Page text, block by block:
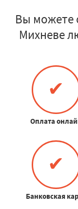
Вы можете
Михневе
✔
Оплата
✔
Банковская